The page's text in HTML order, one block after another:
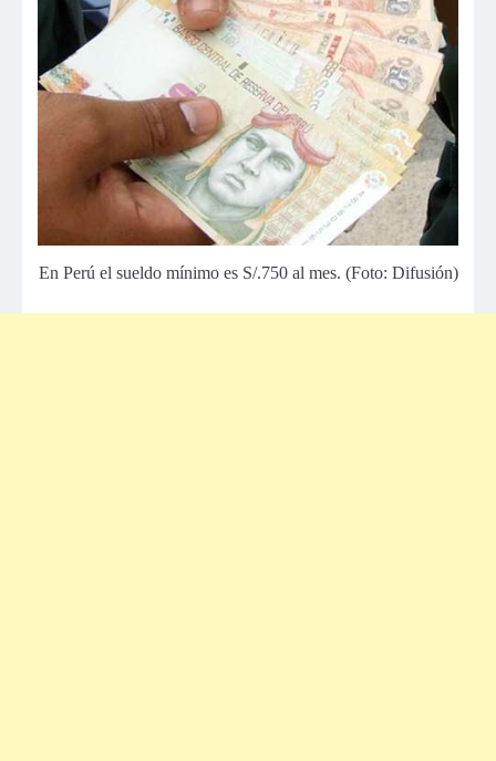
En Perú el sueldo mínimo es S/.750 al mes. (Foto: Difusión)